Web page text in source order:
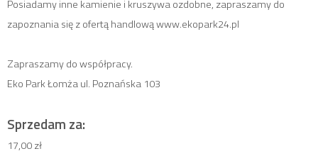
Posiadamy inne kamienie i kruszywa ozdobne, zapraszamy do
zapoznania się z ofertą handlową www.ekopark24.pl
Zapraszamy do współpracy.
Eko Park Łomża ul. Poznańska 103
Sprzedam za:
17,00 zł